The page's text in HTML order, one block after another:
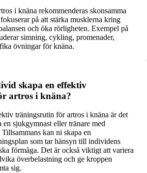
i knäna rekommenderas skonsamma
på att stärka musklerna kring
och öka rörligheten. Exempel på
simning, cykling, promenader,
övningar för knäna.
skapa en effektiv
artros i knäna?
träningsrutin för artros i knäna är det
sjukgymnast eller tränare med
kan ni skapa en
som tar hänsyn till individens
förmåga. Det är också viktigt att variera
överbelastning och ge kroppen
sig.